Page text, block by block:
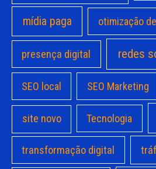
mídia paga otimização
presença digital redes
SEO local SEO Marketing
site novo Tecnologia
transformação digital